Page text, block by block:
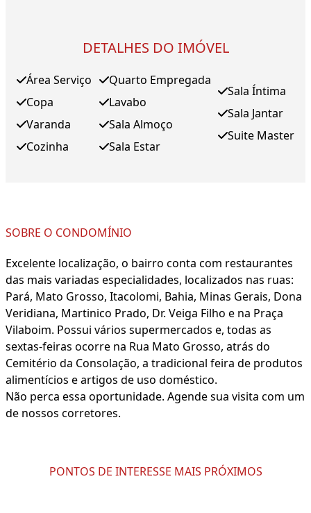
DETALHES DO IMÓVEL
Área Serviço
Copa
Varanda
Cozinha
Quarto Empregada
Lavabo
Sala Almoço
Sala Estar
Sala Íntima
Sala Jantar
Suite Master
SOBRE O CONDOMÍNIO
Excelente localização, o bairro conta com restaurantes
das mais variadas especialidades, localizados nas ruas:
Pará, Mato Grosso, Itacolomi, Bahia, Minas Gerais, Dona
Veridiana, Martinico Prado, Dr. Veiga Filho e na Praça
Vilaboim. Possui vários supermercados e, todas as
sextas-feiras ocorre na Rua Mato Grosso, atrás do
Cemitério da Consolação, a tradicional feira de produtos
alimentícios e artigos de uso doméstico.
Não perca essa oportunidade. Agende sua visita com um
de nossos corretores.
PONTOS DE INTERESSE MAIS PRÓXIMOS